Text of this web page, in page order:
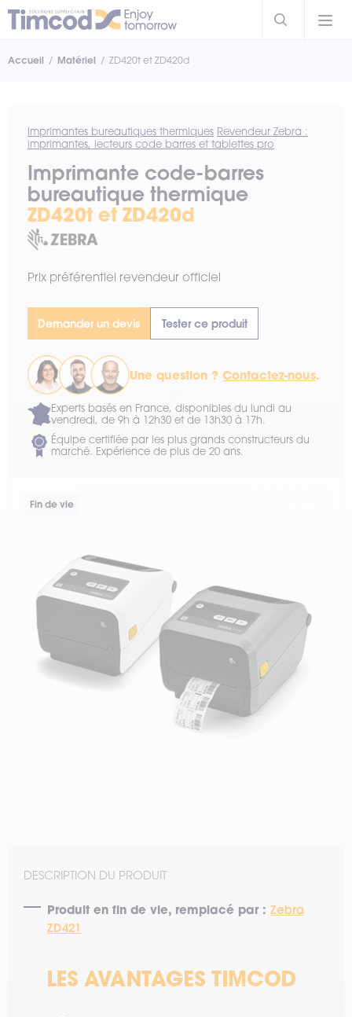
Accueil Matériel ZD420t et ZD420d
Imprimantes bureautiques thermiques Revendeur Zebra :
imprimantes, lecteurs code barres et tablettes pro
Imprimante code-barres
bureautique thermique
ZD420t et ZD420d
Prix préférentiel revendeur officiel
Demander un devis Tester ce produit
Une question ? Contactez-nous.
Experts basés en France, disponibles du lundi au
vendredi, de 9h à 12h30 et de 13h30 à 17h.
Équipe certifiée par les plus grands constructeurs du
marché. Expérience de plus de 20 ans.
Fin de vie
DESCRIPTION DU PRODUIT
Produit en fin de vie, remplacé par : Zebra
ZD421